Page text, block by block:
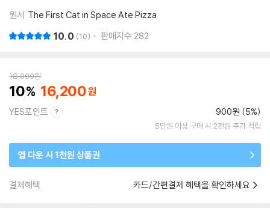
원서 The First Cat in Space Ate Pizza
10.0 10 판매지수 282
18,000원
10 16,200
YES포인트 900원 (5%)
5만원 이상 구매 시 2천원 추가 적립
앱 다운 시 1천원 상품권
결제혜택 카드/간편결제 혜택을 확인하세요